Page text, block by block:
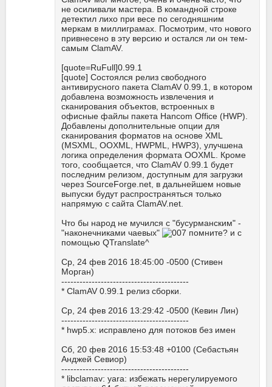
не осиливали мастера. В командной строке
детектил лихо при весе по сегодняшним
меркам в миллиграмах. Посмотрим, что нового
привнесено в эту версию и остался ли он тем-
самым ClamAV.
[quote=RuFull]0.99.1
[quote] Состоялся релиз свободного
антивирусного пакета ClamAV 0.99.1, в котором
добавлена возможность извлечения и
сканирования объектов, встроенных в
офисные файлы пакета Hancom Office (HWP).
Добавлены дополнительные опции для
сканирования форматов на основе XML
(MSXML, OOXML, HWPML, HWP3), улучшена
логика определения формата OOXML. Кроме
того, сообщается, что ClamAV 0.99.1 будет
последним релизом, доступным для загрузки
через SourceForge.net, в дальнейшем новые
выпуски будут распространяться только
напрямую с сайта ClamAV.net.
Что бы народ не мучился с "бусурманским" -
"наконечниками чаевых"
помните? и с
помощью QTranslate^
Ср, 24 фев 2016 18:45:00 -0500 (Стивен
Морган)
------------------------------------------
* ClamAV 0.99.1 релиз сборки.
Ср, 24 фев 2016 13:29:42 -0500 (Кевин Лин)
------------------------------------------
* hwp5.x: исправлено для потоков без имен
Сб, 20 фев 2016 15:53:48 +0100 (Себастьян
Анджей Севиор)
------------------------------------------
* libclamav: yara: избежать нерегулируемого